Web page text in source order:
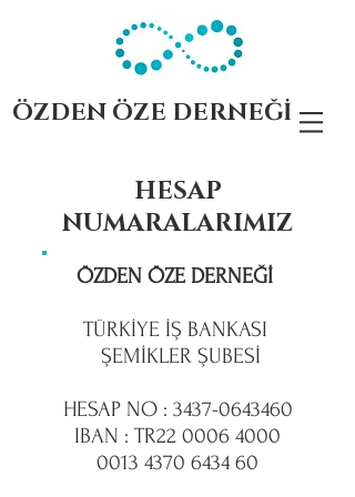
ÖZDEN ÖZE DERNEĞİ
HESAP
NUMARALARIMIZ
ÖZDEN ÖZE DERNEĞİ
TÜRKİYE İŞ BANKASI
ŞEMİKLER ŞUBESİ
HESAP NO : 3437-0643460
IBAN : TR22 0006 4000
0013 4370 6434 60